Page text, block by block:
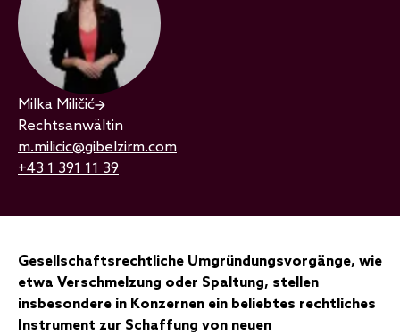
Milka Miličić
Rechtsanwältin
m.milicic@gibelzirm.com
+43 1 391 11 39
Gesellschaftsrechtliche Umgründungsvorgänge, wie
etwa Verschmelzung oder Spaltung, stellen
insbesondere in Konzernen ein beliebtes rechtliches
Instrument zur Schaffung von neuen